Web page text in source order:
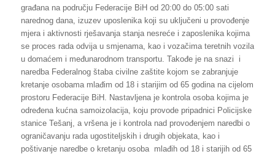
građana na području Federacije BiH od 20:00 do 05:00 sati
narednog dana, izuzev uposlenika koji su uključeni u provođenje
mjera i aktivnosti rješavanja stanja nesreće i zaposlenika kojima
se proces rada odvija u smjenama, kao i vozačima teretnih vozila
u domaćem i međunarodnom transportu. Takođe je na snazi i
naredba Federalnog štaba civilne zaštite kojom se zabranjuje
kretanje osobama mlađim od 18 i starijim od 65 godina na cijelom
prostoru Federacije BiH. Nastavljena je kontrola osoba kojima je
određena kućna samoizolacija, koju provode pripadnici Policijske
stanice Tešanj, a vršena je i kontrola nad provođenjem naredbi o
ograničavanju rada ugostiteljskih i drugih objekata, kao i
poštivanje naredbe o kretanju osoba mlađih od 18 i starijih od 65